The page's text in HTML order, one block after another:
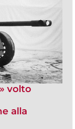
volto
alla